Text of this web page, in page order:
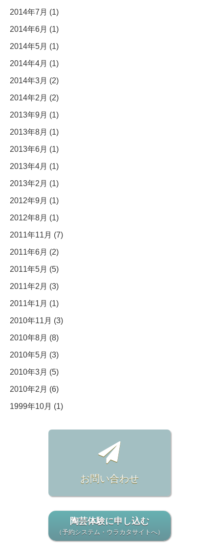
2014年7月 (1)
2014年6月 (1)
2014年5月 (1)
2014年4月 (1)
2014年3月 (2)
2014年2月 (2)
2013年9月 (1)
2013年8月 (1)
2013年6月 (1)
2013年4月 (1)
2013年2月 (1)
2012年9月 (1)
2012年8月 (1)
2011年11月 (7)
2011年6月 (2)
2011年5月 (5)
2011年2月 (3)
2011年1月 (1)
2010年11月 (3)
2010年8月 (8)
2010年5月 (3)
2010年3月 (5)
2010年2月 (6)
1999年10月 (1)
お問い合わせ
陶芸体験に申し込む
（予約システム・ウラカタサイトへ）